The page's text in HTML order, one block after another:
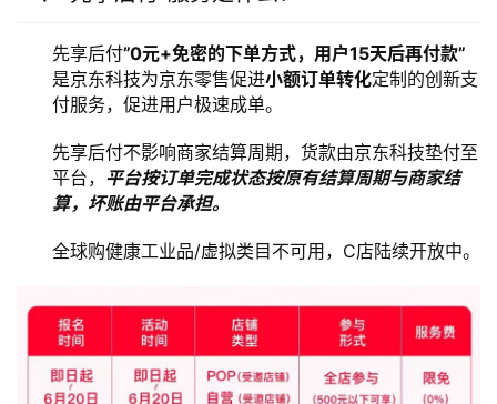
先享后付”0元+免密的下单方式，用户15天后再付款”
是京东科技为京东零售促进小额订单转化定制的创新支
付服务，促进用户极速成单。
先享后付不影响商家结算周期，货款由京东科技垫付至
平台， 平台按订单完成状态按原有结算周期与商家结
算，坏账由平台承担。
全球购健康工业品/虚拟类目不可用，C店陆续开放中。